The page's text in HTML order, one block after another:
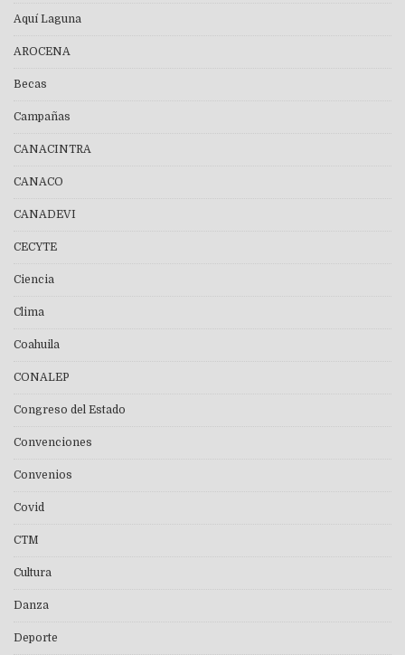
Aquí Laguna
AROCENA
Becas
Campañas
CANACINTRA
CANACO
CANADEVI
CECYTE
Ciencia
Clima
Coahuila
CONALEP
Congreso del Estado
Convenciones
Convenios
Covid
CTM
Cultura
Danza
Deporte